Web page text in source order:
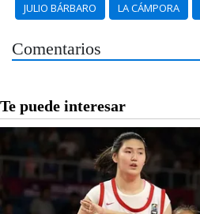
JULIO BÁRBARO LA CÁMPORA
Comentarios